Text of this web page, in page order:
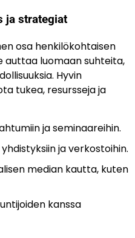
ja strategiat
osa henkilökohtaisen
auttaa luomaan suhteita,
Hyvin
tukea, resursseja ja
ja seminaareihin.
ja verkostoihin.
median kautta, kuten
kanssa